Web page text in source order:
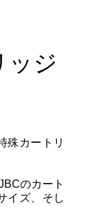
ッジ
殊カートリ
のカート
イズ、そし